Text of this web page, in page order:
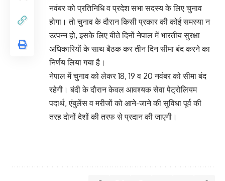
नवंबर को प्रतिनिधि व प्रदेश सभा सदस्य के लिए चुनाव
होगा। तो चुनाव के दौरान किसी प्रकार की कोई समस्या न
उत्पन्न हो, इसके लिए बीते दिनों नेपाल में भारतीय सुरक्षा
अधिकारियों के साथ बैठक कर तीन दिन सीमा बंद करने का
निर्णय लिया गया है।
नेपाल में चुनाव को लेकर 18, 19 व 20 नवंबर को सीमा बंद
रहेगी। बंदी के दौरान केवल आवश्यक सेवा पेट्रोलियम
पदार्थ, एंबुलेंस व मरीजों को आने-जाने की सुविधा पूर्व की
तरह दोनों देशों की तरफ से प्रदान की जाएगी।